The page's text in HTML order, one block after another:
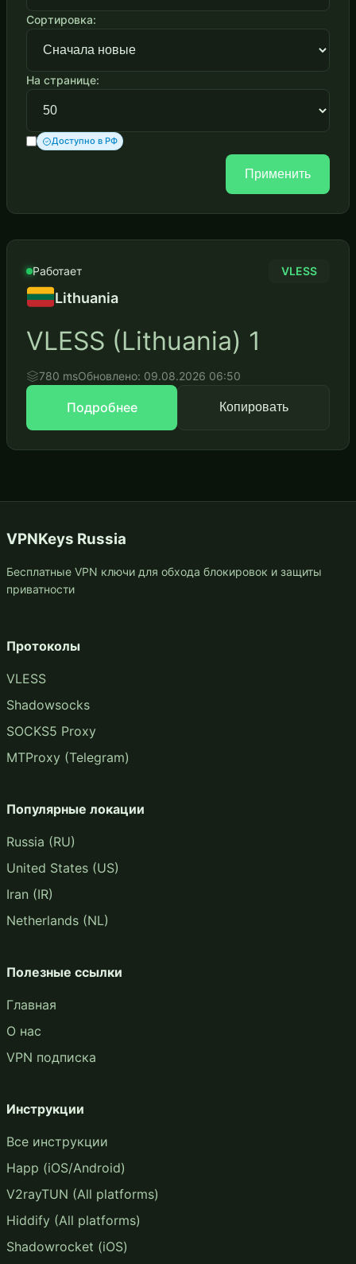
Сортировка:
На странице:
Доступно в РФ
Применить
Работает VLESS
Lithuania
VLESS (Lithuania) 1
780 msОбновлено: 09.08.2026 06:50
Подробнее Копировать
VPNKeys Russia
Бесплатные VPN ключи для обхода блокировок и защиты
приватности
Протоколы
VLESS
Shadowsocks
SOCKS5 Proxy
MTProxy (Telegram)
Популярные локации
Russia (RU)
United States (US)
Iran (IR)
Netherlands (NL)
Полезные ссылки
Главная
О нас
VPN подписка
Инструкции
Все инструкции
Happ (iOS/Android)
V2rayTUN (All platforms)
Hiddify (All platforms)
Shadowrocket (iOS)